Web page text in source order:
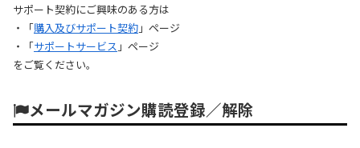
サポート契約にご興味のある方は
・「購入及びサポート契約 」ページ
・「サポートサービス 」ページ
をご覧ください。
メールマガジン購読登録／解除